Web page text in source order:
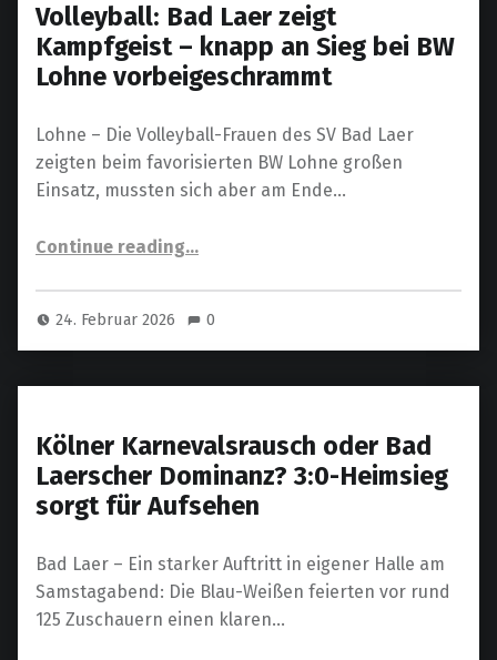
Volleyball: Bad Laer zeigt
Kampfgeist – knapp an Sieg bei BW
Lohne vorbeigeschrammt
Lohne – Die Volleyball-Frauen des SV Bad Laer
zeigten beim favorisierten BW Lohne großen
Einsatz, mussten sich aber am Ende…
Continue reading“Volleyball: Bad Laer zeigt Kampfgeist – knapp an Sieg bei BW Lohne vorbeigeschrammt”
…
24. Februar 2026 0
Kölner Karnevalsrausch oder Bad
Laerscher Dominanz? 3:0-Heimsieg
sorgt für Aufsehen
Bad Laer – Ein starker Auftritt in eigener Halle am
Samstagabend: Die Blau-Weißen feierten vor rund
125 Zuschauern einen klaren…